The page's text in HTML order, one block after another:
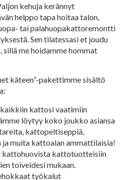
kehuja kerännyt
helppo tapa hoitaa talon,
tai palahuopakattoremontti
Sen tilatessasi et joudu
me hoidamme hommat
käteen”-pakettimme sisältö
kattosi vaatimiin
löytyy koko joukko asiansa
kattopeltiseppiä,
muita kattoalan ammattilaisia!
kattohuovista kattotuotteisiin
toiveidesi mukaan.
työkalut